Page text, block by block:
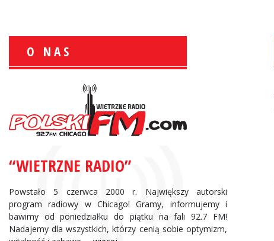
O NAS
“WIETRZNE RADIO”
Powstało 5 czerwca 2000 r. Największy autorski
program radiowy w Chicago! Gramy, informujemy i
bawimy od poniedziałku do piątku na fali 92.7 FM!
Nadajemy dla wszystkich, którzy cenią sobie optymizm,
Informacje Giełdowe